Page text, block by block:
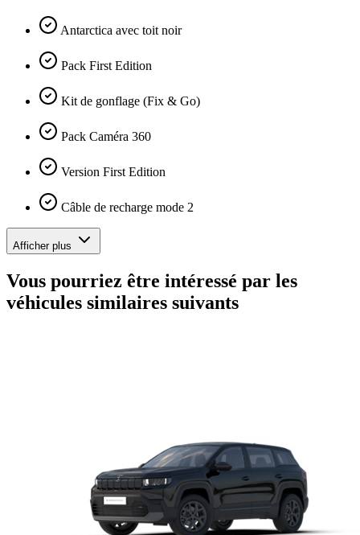
Antarctica avec toit noir
Pack First Edition
Kit de gonflage (Fix & Go)
Pack Caméra 360
Version First Edition
Câble de recharge mode 2
Afficher plus
Vous pourriez être intéressé par les
véhicules similaires suivants